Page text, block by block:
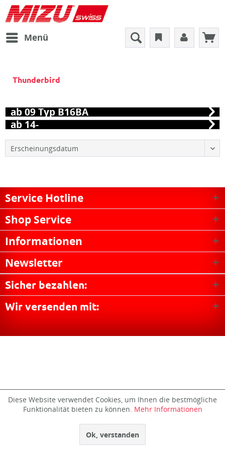
Menü
Thunderbird
ab 09 Typ B16BA
ab 14-
Service Hotline
Shop Service
Informationen
Newsletter
Sicher bezahlen:
Wir versenden mit:
Diese Website verwendet Cookies, um Ihnen die bestmögliche
Funktionalität bieten zu können. Mehr Informationen
Ok, verstanden